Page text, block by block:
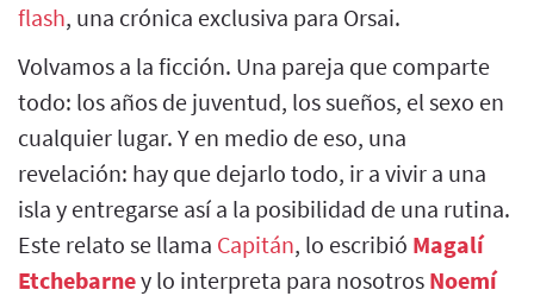
flash, una crónica exclusiva para Orsai.
Volvamos a la ficción. Una pareja que comparte
todo: los años de juventud, los sueños, el sexo en
cualquier lugar. Y en medio de eso, una
revelación: hay que dejarlo todo, ir a vivir a una
isla y entregarse así a la posibilidad de una rutina.
Este relato se llama Capitán, lo escribió Magalí
Etchebarney lo interpreta para nosotros Noemí